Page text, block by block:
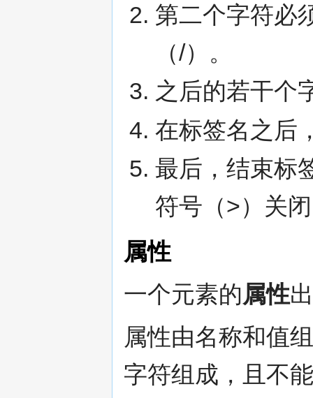
第二个字符必
（/）。
之后的若干个
在标签名之后
最后，结束标
符号（>）关
属性
一个元素的属性
属性由名称和值
字符组成，且不